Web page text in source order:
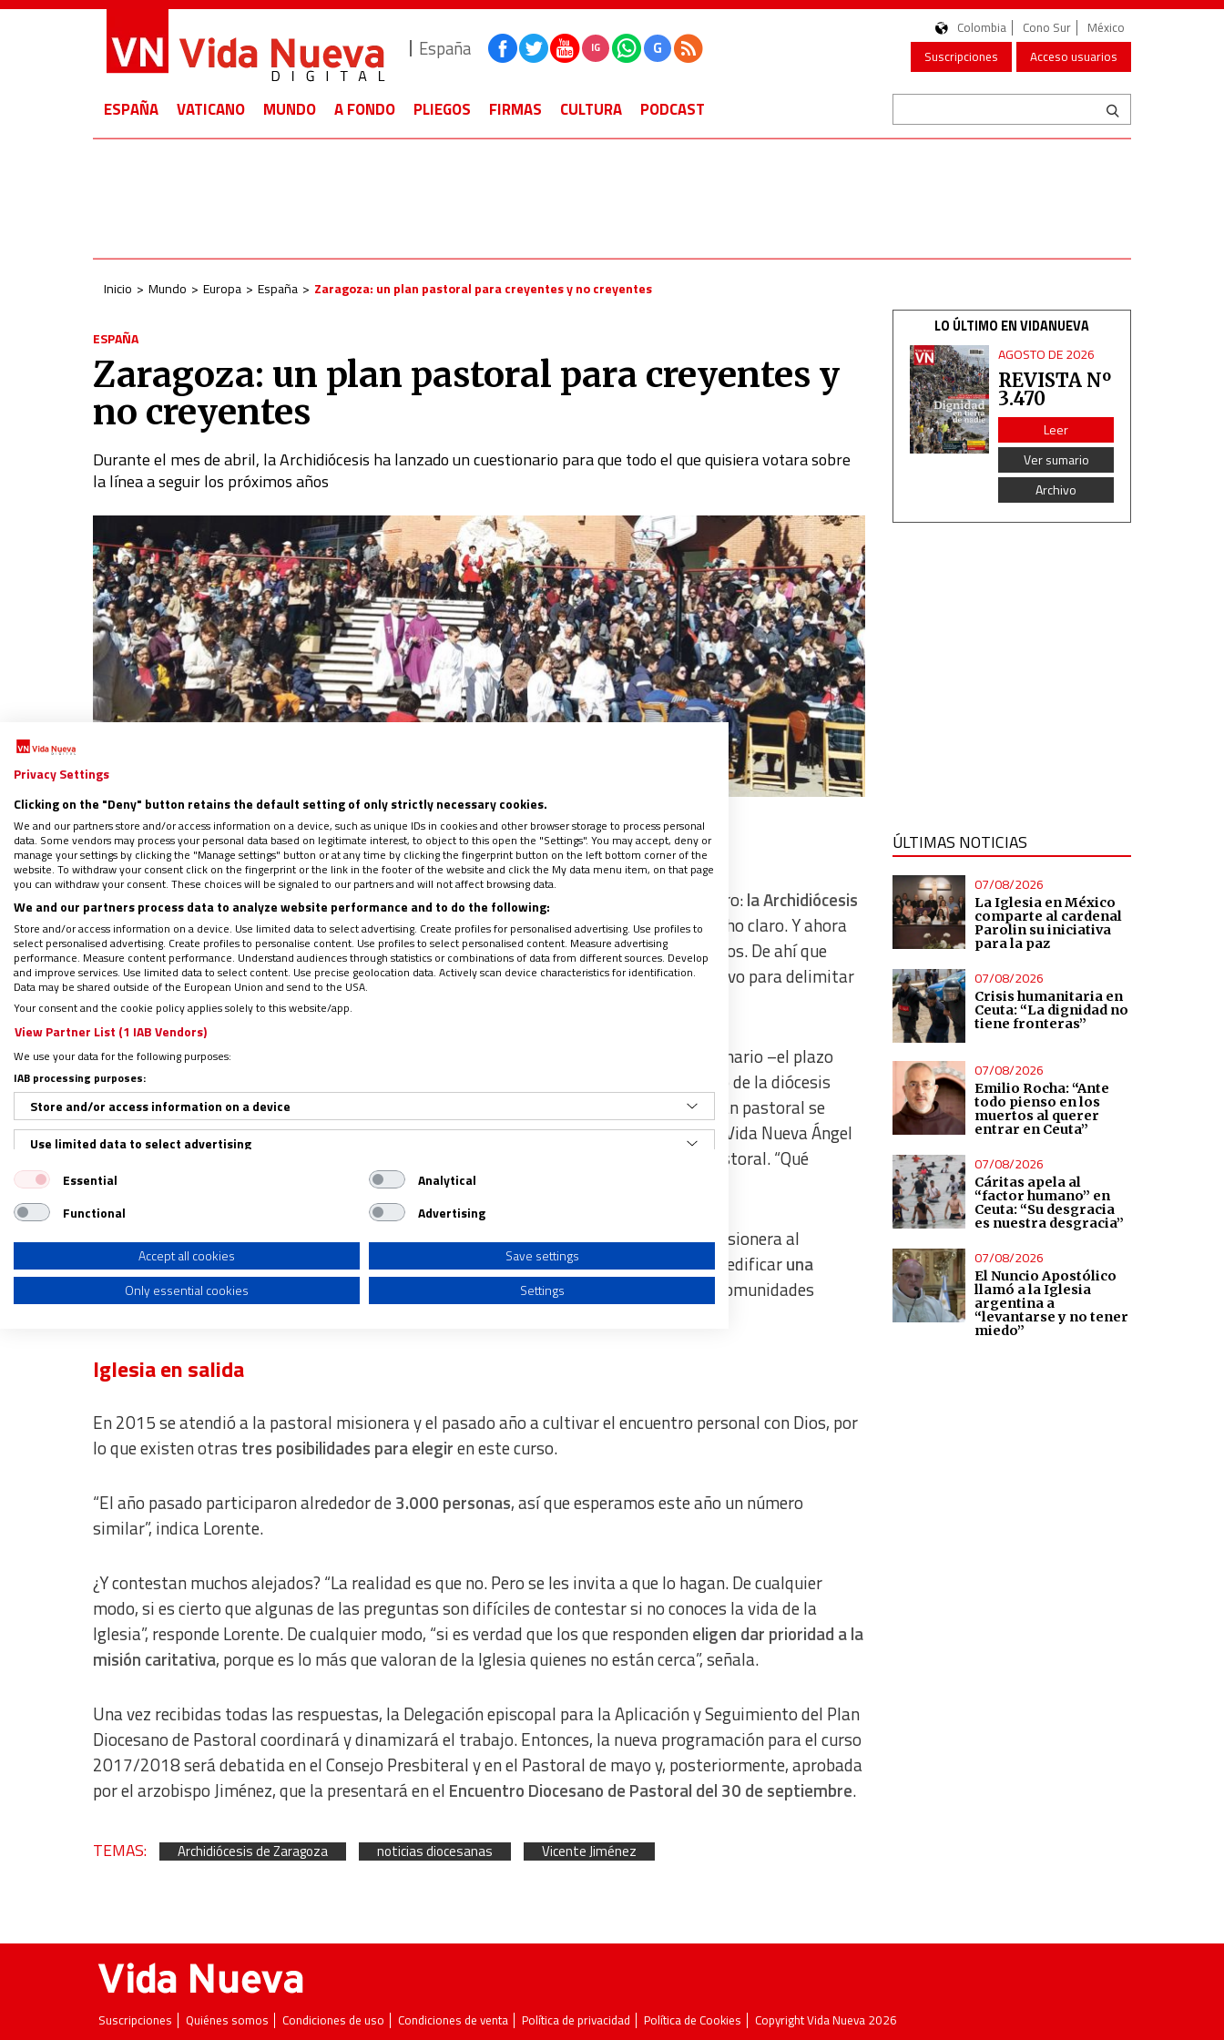
España IG G
Colombia Cono Sur
México
Suscripciones
Acceso usuarios
ESPAÑA VATICANO MUNDO A FONDO PLIEGOS FIRMAS CULTURA PODCAST
Inicio Mundo Europa España Zaragoza: un plan pastoral para creyentes y no creyentes
ESPAÑA
Zaragoza: un plan pastoral para creyentes y
no creyentes
Durante el mes de abril, la Archidiócesis ha lanzado un cuestionario para que todo el que quisiera votara sobre
la línea a seguir los próximos años
Síguenos en: IG G
PorRubén Cruz|30/04/2017 - 18:51
Un plan de pastoral para todos. El arzobispo de Zaragoza,Vicente Jiménez , lo tiene claro:la Archidiócesis
está abierta a todos, creyentes y no creyentes. Francisco ha dado el impulso. Lo ha dicho claro. Y ahora
parece que acaba de calar en muchas diócesis su mensaje de estar abiertos a los alejados. De ahí que
durante todo este mes de abril, la sede zaragozana haya abierto un proceso participativo para delimitar
las líneas de acción de cara al presente plan pastoral 2015-2020.
A través de la web del arzobispado, todo aquel que lo deseara podía rellenar un cuestionario –el plazo
finalizaba el 30 de abril– para delimitar la programación pastoral que guiará el camino de la diócesis
durante el próximo curso, dentro del plan diocesano
. “El plan pastoral se
programa por quinquenios, pero cada año se trabaja en un aspecto concreto”, explica a Vida Nueva Ángel
Lorente, delegado episcopal para la Aplicación y Seguimiento del Plan Diocesano de Pastoral. “Qué
aspecto desarrollar este año es lo que la gente podía votar”, continúa el laico.
En concreto, este quinquenio se plantearon cinco aspectos: desarrollar una pastoral misionera al
encuentro de las personas, seguir creciendo en la dimensión caritativa y social de la fe, edificaruna
Iglesia de “puertas abiertas”
, cultivar el encuentro personal con Dios y revitalizar las comunidades
Iglesia en salida
En 2015 se atendió a la pastoral misionera y el pasado año a cultivar el encuentro personal con Dios, por
lo que existen otras tres posibilidades para elegiren este curso.
“El año pasado participaron alrededor de3.000 personas, así que esperamos este año un número
similar”, indica Lorente.
¿Y contestan muchos alejados? “La realidad es que no. Pero se les invita a que lo hagan. De cualquier
modo, si es cierto que algunas de las preguntas son difíciles de contestar si no conoces la vida de la
Iglesia”, responde Lorente. De cualquier modo, “si es verdad que los que respondeneligen dar prioridad a la
misión caritativa, porque es lo más que valoran de la Iglesia quienes no están cerca”, señala.
Una vez recibidas todas las respuestas, la Delegación episcopal para la Aplicación y Seguimiento del Plan
Diocesano de Pastoral coordinará y dinamizará el trabajo. Entonces, la nueva programación para el curso
2017/2018 será debatida en el Consejo Presbiteral y en el Pastoral de mayo y, posteriormente, aprobada
por el arzobispo Jiménez, que la presentará en el Encuentro Diocesano de Pastoral del 30 de septiembre.
TEMAS: Archidiócesis de Zaragoza noticias diocesanas Vicente Jiménez
LO ÚLTIMO EN VIDANUEVA
AGOSTO DE 2026
REVISTA Nº
3.470
Leer
Ver sumario
Archivo
ÚLTIMAS NOTICIAS
07/08/2026
La Iglesia en México
comparte al cardenal
Parolin su iniciativa
para la paz
07/08/2026
Crisis humanitaria en
Ceuta: “La dignidad no
tiene fronteras”
07/08/2026
Emilio Rocha: “Ante
todo pienso en los
muertos al querer
entrar en Ceuta”
07/08/2026
Cáritas apela al
“factor humano” en
Ceuta: “Su desgracia
es nuestra desgracia”
07/08/2026
El Nuncio Apostólico
llamó a la Iglesia
argentina a
“levantarse y no tener
miedo”
Suscripciones Quiénes somos Condiciones de uso Condiciones de venta Política de privacidad Política de Cookies Copyright Vida Nueva 2026
Privacy Settings
Clicking on the "Deny" button retains the default setting of only strictly necessary cookies.
We and our partners store and/or access information on a device, such as unique IDs in cookies and other browser storage to process personal
data. Some vendors may process your personal data based on legitimate interest, to object to this open the "Settings". You may accept, deny or
manage your settings by clicking the "Manage settings" button or at any time by clicking the fingerprint button on the left bottom corner of the
website. To withdraw your consent click on the fingerprint or the link in the footer of the website and click the My data menu item, on that page
you can withdraw your consent. These choices will be signaled to our partners and will not affect browsing data.
We and our partners process data to analyze website performance and to do the following:
Store and/or access information on a device. Use limited data to select advertising. Create profiles for personalised advertising. Use profiles to
select personalised advertising. Create profiles to personalise content. Use profiles to select personalised content. Measure advertising
performance. Measure content performance. Understand audiences through statistics or combinations of data from different sources. Develop
and improve services. Use limited data to select content. Use precise geolocation data. Actively scan device characteristics for identification.
Data may be shared outside of the European Union and send to the USA.
Your consent and the cookie policy applies solely to this website/app.
View Partner List (1 IAB Vendors)
We use your data for the following purposes:
IAB processing purposes:
Store and/or access information on a device
Use limited data to select advertising
Create profiles for personalised advertising
Use profiles to select personalised advertising
Create profiles to personalise content
Use profiles to select personalised content
Measure content performance
Develop and improve services
IAB Special Features:
Use precise geolocation data
Identify devices based on information actively requested
Non-IAB processing purposes:
Advertising
Essential
Analytical
Functional
Advertising
Accept all cookies
Save settings
Only essential cookies
Settings